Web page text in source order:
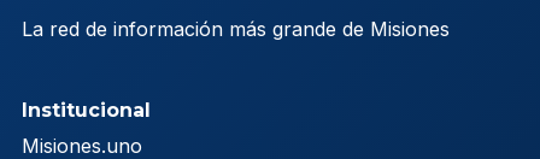
La red de información más grande de Misiones
Institucional
Misiones.uno